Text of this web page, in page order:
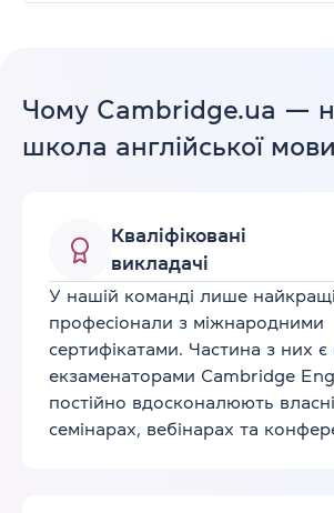
Чому Cambridge.ua —
школа англійської мови
Кваліфіковані
викладачі
У нашій команді лише найкращі
професіонали з міжнародними
сертифікатами. Частина з них є
екзаменаторами Cambridge
постійно вдосконалюють
семінарах, вебінарах та